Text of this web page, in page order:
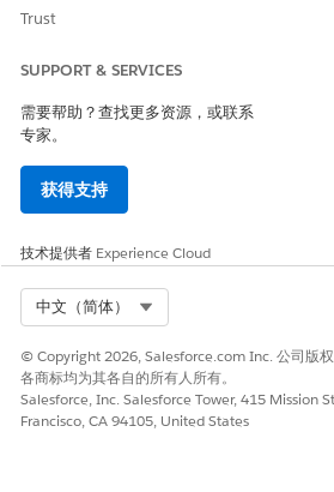
延迟付款的可能性。
设置付款，以简化整个付款生命周期的
方付款提供商建立安全连接，您可以
处理客户交易的付款。
定义应用贷项通知单和付款的规则和顺
定义贷项通知单和付款应用于结算同一
行的余额的规则和顺序。
自助开单入口网站
使最终用户和社区用户能够提出并跟踪
您的客户可以查看和下载发票 PDF 文
式快速支付未偿发票余额。自助入口网
干预，提高了现金流和客户满意度。
Trust
SUPPORT & SERVICES
需要帮助？查找更多资源，或联系
专家。
获得支持
技术提供者 Experience Cloud
中文（简体）
© Copyright 2026, Salesforce.com Inc. 公司版
各商标均为其各自的所有人所有。
Salesforce, Inc. Salesforce Tower, 415 Mission
Francisco, CA 94105, United States